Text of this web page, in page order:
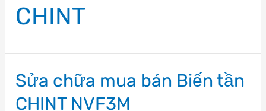
CHINT
Sửa chữa mua bán Biến tần
CHINT NVF3M